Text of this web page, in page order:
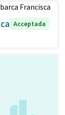
Acceptada